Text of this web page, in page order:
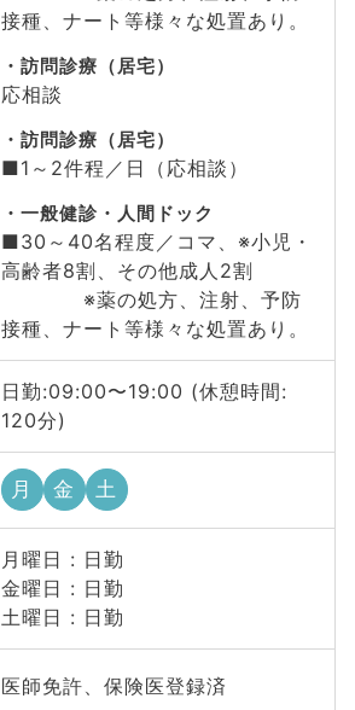
接種、ナート等様々な処置あり。
訪問診療（居宅）
応相談
訪問診療（居宅）
■1～2件程／日（応相談）
一般健診・人間ドック
■30～40名程度／コマ、※小児・
高齢者8割、その他成人2割
※薬の処方、注射、予防
接種、ナート等様々な処置あり。
日勤:09:00〜19:00 (休憩時間:
120分)
月 金 土
月曜日 : 日勤
金曜日 : 日勤
土曜日 : 日勤
医師免許、保険医登録済